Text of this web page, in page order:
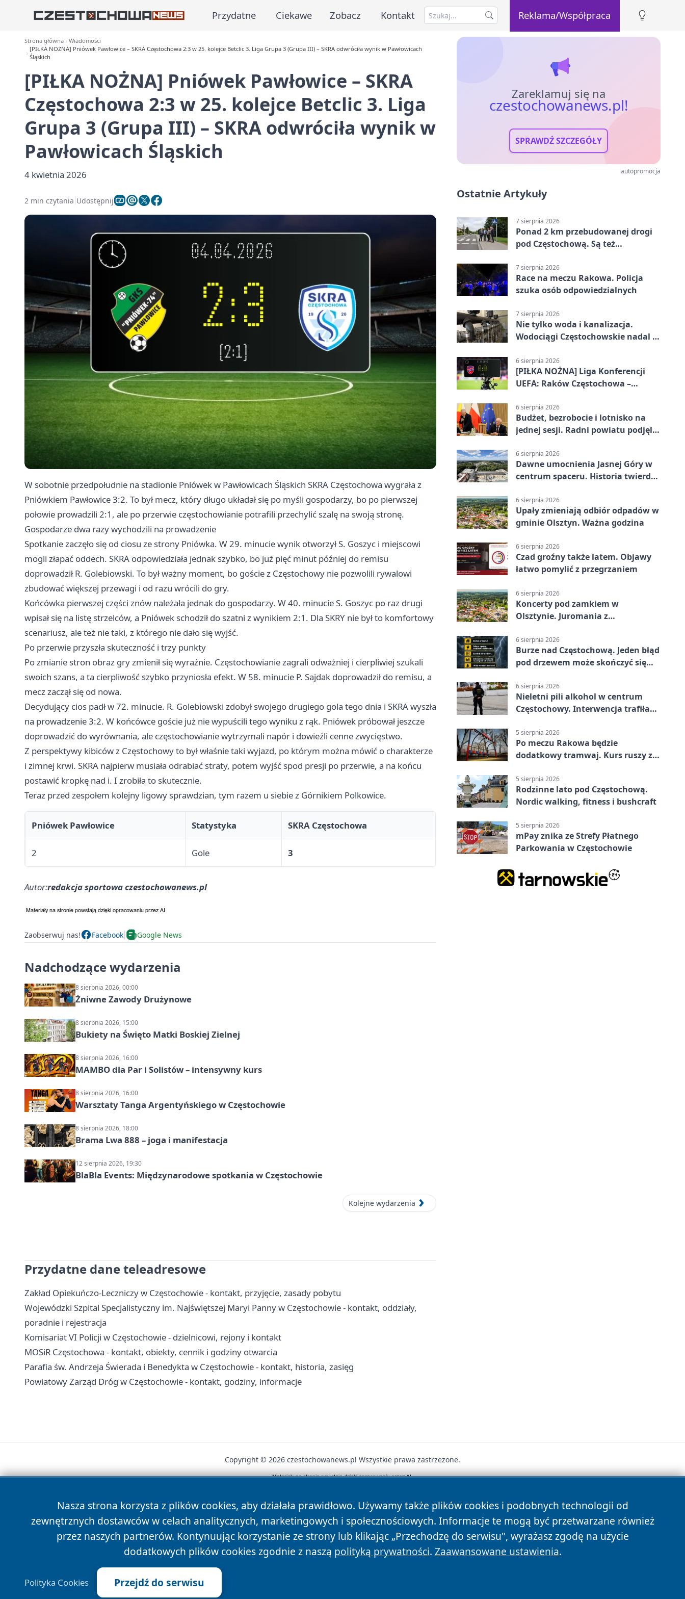
Przydatne Ciekawe Zobacz Kontakt Reklama/Współpraca
Strona główna
Wiadomości
[PIŁKA NOŻNA] Pniówek Pawłowice – SKRA Częstochowa 2:3 w 25. kolejce Betclic 3. Liga Grupa 3 (Grupa III) – SKRA odwróciła wynik w Pawłowicach
Śląskich
[PIŁKA NOŻNA] Pniówek Pawłowice – SKRA
Częstochowa 2:3 w 25. kolejce Betclic 3. Liga
Grupa 3 (Grupa III) – SKRA odwróciła wynik w
Pawłowicach Śląskich
4 kwietnia 2026
2 min czytania Udostępnij
W sobotnie przedpołudnie na stadionie Pniówek w Pawłowicach Śląskich SKRA Częstochowa wygrała z
Pniówkiem Pawłowice 3:2. To był mecz, który długo układał się po myśli gospodarzy, bo po pierwszej
połowie prowadzili 2:1, ale po przerwie częstochowianie potrafili przechylić szalę na swoją stronę.
Gospodarze dwa razy wychodzili na prowadzenie
Spotkanie zaczęło się od ciosu ze strony Pniówka. W 29. minucie wynik otworzył S. Goszyc i miejscowi
mogli złapać oddech. SKRA odpowiedziała jednak szybko, bo już pięć minut później do remisu
doprowadził R. Golebiowski. To był ważny moment, bo goście z Częstochowy nie pozwolili rywalowi
zbudować większej przewagi i od razu wrócili do gry.
Końcówka pierwszej części znów należała jednak do gospodarzy. W 40. minucie S. Goszyc po raz drugi
wpisał się na listę strzelców, a Pniówek schodził do szatni z wynikiem 2:1. Dla SKRY nie był to komfortowy
scenariusz, ale też nie taki, z którego nie dało się wyjść.
Po przerwie przyszła skuteczność i trzy punkty
Po zmianie stron obraz gry zmienił się wyraźnie. Częstochowianie zagrali odważniej i cierpliwiej szukali
swoich szans, a ta cierpliwość szybko przyniosła efekt. W 58. minucie P. Sajdak doprowadził do remisu, a
mecz zaczął się od nowa.
Decydujący cios padł w 72. minucie. R. Golebiowski zdobył swojego drugiego gola tego dnia i SKRA wyszła
na prowadzenie 3:2. W końcówce goście już nie wypuścili tego wyniku z rąk. Pniówek próbował jeszcze
doprowadzić do wyrównania, ale częstochowianie wytrzymali napór i dowieźli cenne zwycięstwo.
Z perspektywy kibiców z Częstochowy to był właśnie taki wyjazd, po którym można mówić o charakterze
i zimnej krwi. SKRA najpierw musiała odrabiać straty, potem wyjść spod presji po przerwie, a na końcu
postawić kropkę nad i. I zrobiła to skutecznie.
Teraz przed zespołem kolejny ligowy sprawdzian, tym razem u siebie z Górnikiem Polkowice.
Pniówek Pawłowice Statystyka SKRA Częstochowa
2 Gole 3
Autor:redakcja sportowa czestochowanews.pl
Zaobserwuj nas! Facebook Google News
Nadchodzące wydarzenia
8 sierpnia 2026, 00:00
Żniwne Zawody Drużynowe
8 sierpnia 2026, 15:00
Bukiety na Święto Matki Boskiej Zielnej
8 sierpnia 2026, 16:00
MAMBO dla Par i Solistów – intensywny kurs
8 sierpnia 2026, 16:00
Warsztaty Tanga Argentyńskiego w Częstochowie
8 sierpnia 2026, 18:00
Brama Lwa 888 – joga i manifestacja
12 sierpnia 2026, 19:30
BlaBla Events: Międzynarodowe spotkania w Częstochowie
Kolejne wydarzenia
Przydatne dane teleadresowe
Zakład Opiekuńczo-Leczniczy w Częstochowie - kontakt, przyjęcie, zasady pobytu
Wojewódzki Szpital Specjalistyczny im. Najświętszej Maryi Panny w Częstochowie - kontakt, oddziały,
poradnie i rejestracja
Komisariat VI Policji w Częstochowie - dzielnicowi, rejony i kontakt
MOSiR Częstochowa - kontakt, obiekty, cennik i godziny otwarcia
Parafia św. Andrzeja Świerada i Benedykta w Częstochowie - kontakt, historia, zasięg
Powiatowy Zarząd Dróg w Częstochowie - kontakt, godziny, informacje
Zareklamuj się na
czestochowanews.pl!
SPRAWDŹ SZCZEGÓŁY
autopromocja
Ostatnie Artykuły
7 sierpnia 2026
Ponad 2 km przebudowanej drogi
pod Częstochową. Są też
7 sierpnia 2026
Race na meczu Rakowa. Policja
szuka osób odpowiedzialnych
7 sierpnia 2026
Nie tylko woda i kanalizacja.
Wodociągi Częstochowskie nadal w
6 sierpnia 2026
[PIŁKA NOŻNA] Liga Konferencji
UEFA: Raków Częstochowa –
meczu III rundy eliminacji
6 sierpnia 2026
Budżet, bezrobocie i lotnisko na
jednej sesji. Radni powiatu podjęli
6 sierpnia 2026
Dawne umocnienia Jasnej Góry w
centrum spaceru. Historia twierdzy
6 sierpnia 2026
Upały zmieniają odbiór odpadów w
gminie Olsztyn. Ważna godzina
6 sierpnia 2026
Czad groźny także latem. Objawy
łatwo pomylić z przegrzaniem
6 sierpnia 2026
Koncerty pod zamkiem w
Olsztynie. Juromania z
6 sierpnia 2026
Burze nad Częstochową. Jeden błąd
pod drzewem może skończyć się
6 sierpnia 2026
Nieletni pili alkohol w centrum
Częstochowy. Interwencja trafiła
5 sierpnia 2026
Po meczu Rakowa będzie
dodatkowy tramwaj. Kurs ruszy ze
5 sierpnia 2026
Rodzinne lato pod Częstochową.
Nordic walking, fitness i bushcraft
5 sierpnia 2026
mPay znika ze Strefy Płatnego
Parkowania w Częstochowie
Nasza strona korzysta z plików cookies, aby działała prawidłowo. Używamy także plików cookies i podobnych technologii od
zewnętrznych dostawców w celach analitycznych, marketingowych i społecznościowych. Informacje te mogą być przetwarzane również
przez naszych partnerów. Kontynuując korzystanie ze strony lub klikając „Przechodzę do serwisu", wyrażasz zgodę na użycie
dodatkowych plików cookies zgodnie z naszą polityką prywatności. Zaawansowane ustawienia.
Polityka Cookies Przejdź do serwisu
Copyright © 2026 czestochowanews.pl Wszystkie prawa zastrzeżone.